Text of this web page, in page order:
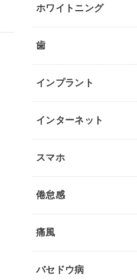
ホワイトニング
歯
インプラント
インターネット
スマホ
倦怠感
痛風
バセドウ病